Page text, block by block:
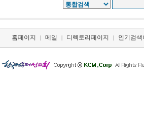
홈페이지 | 메일 | 디렉토리페이지 | 인기검색